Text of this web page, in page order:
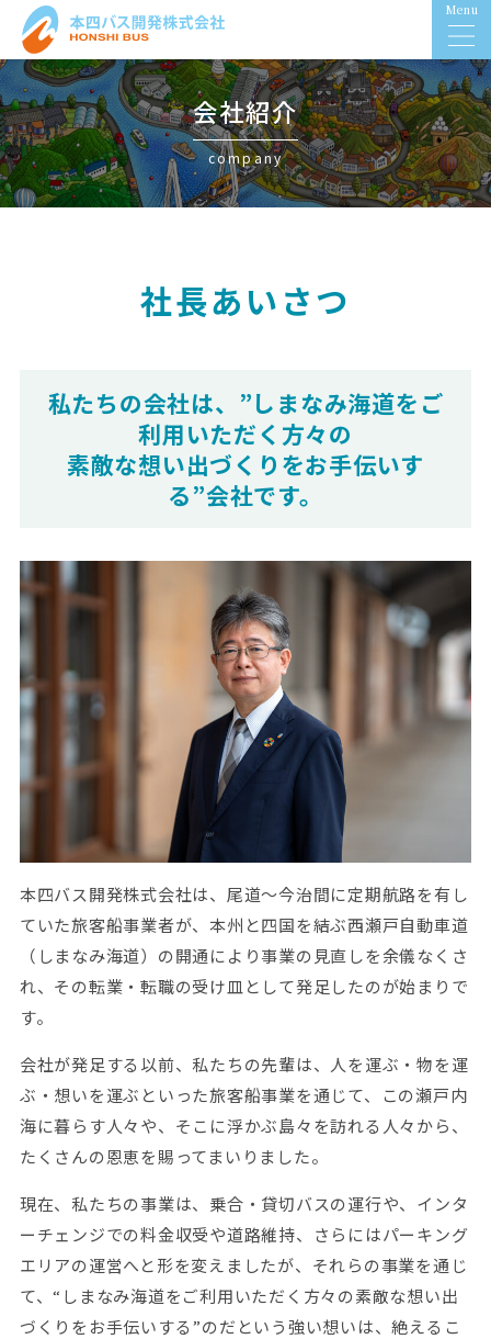
Menu
会社紹介
company
社長あいさつ
私たちの会社は、”しまなみ海道をご
利用いただく方々の
素敵な想い出づくりをお手伝いす
る”会社です。
本四バス開発株式会社は、尾道～今治間に定期航路を有し
ていた旅客船事業者が、本州と四国を結ぶ西瀬戸自動車道
（しまなみ海道）の開通により事業の見直しを余儀なくさ
れ、その転業・転職の受け皿として発足したのが始まりで
す。
会社が発足する以前、私たちの先輩は、人を運ぶ・物を運
ぶ・想いを運ぶといった旅客船事業を通じて、この瀬戸内
海に暮らす人々や、そこに浮かぶ島々を訪れる人々から、
たくさんの恩恵を賜ってまいりました。
現在、私たちの事業は、乗合・貸切バスの運行や、インタ
ーチェンジでの料金収受や道路維持、さらにはパーキング
エリアの運営へと形を変えましたが、それらの事業を通じ
て、“しまなみ海道をご利用いただく方々の素敵な想い出
づくりをお手伝いする”のだという強い想いは、絶えるこ